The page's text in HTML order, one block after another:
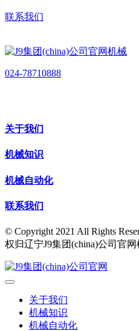
联系我们
024-78710888
关于我们
机械知识
机械自动化
联系我们
© Copyright 2021 All Rights
权归辽宁J9集团(china)公司官
关于我们
机械知识
机械自动化